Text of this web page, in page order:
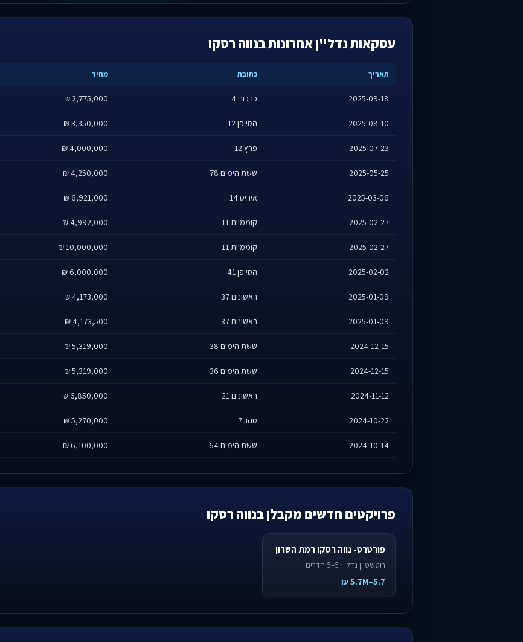
עסקאות נדל"ן אחרונות בנווה רסקו
תאריך כתובת מחיר
2025-09-18 כרכום 4 2,775,000 ₪
2025-08-10 הסייפן 12 3,350,000 ₪
2025-07-23 פרץ 12 4,000,000 ₪
2025-05-25 ששת הימים 78 4,250,000 ₪
2025-03-06 איריס 14 6,921,000 ₪
2025-02-27 קוממיות 11 4,992,000 ₪
2025-02-27 קוממיות 11 10,000,000 ₪
2025-02-02 הסייפן 41 6,000,000 ₪
2025-01-09 ראשונים 37 4,173,000 ₪
2025-01-09 ראשונים 37 4,173,500 ₪
2024-12-15 ששת הימים 38 5,319,000 ₪
2024-12-15 ששת הימים 36 5,319,000 ₪
2024-11-12 ראשונים 21 6,850,000 ₪
2024-10-22 טהון 7 5,270,000 ₪
2024-10-14 ששת הימים 64 6,100,000 ₪
פרויקטים חדשים מקבלן בנווה רסקו
פורטרט- נווה רסקו רמת השרון
רוטשטיין נדלן · 5–5 חדרים
5.7–5.7M ₪